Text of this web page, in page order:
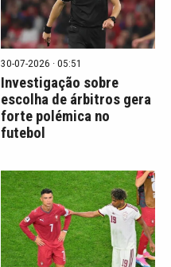
30-07-2026 · 05:51
Investigação sobre
escolha de árbitros gera
forte polémica no
futebol